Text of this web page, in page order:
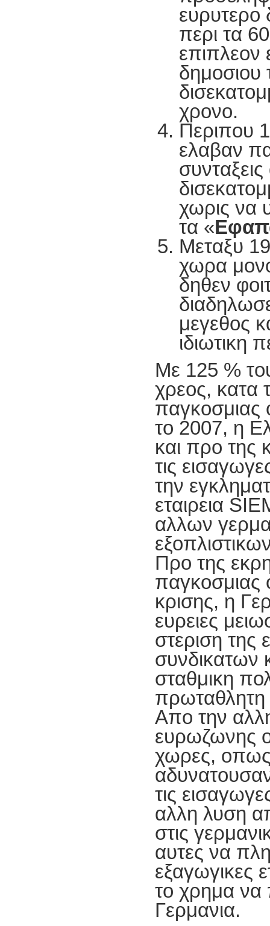
ευρυτερο
περι τα
επιπλεον
δημοσιου
χρονο.
Περιπου
ελαβαν
χωρις να
τα «
Μεταξυ
χωρα
δηθεν
μεγεθος
ιδιωτικη
Με 125 %
χρεος, κατα
παγκοσμιας
το 2007, η
και προ της
τις
την
εταιρεια
αλλων
Προ της
παγκοσμιας
κρισης, η
ευρειες
στεριση της
συνδικατων
σταθμικη
Απο την
ευρωζωνης
χωρες,
τις
αλλη λυση
στις
αυτες να
εξαγωγικες
το χρημα να
Γερμανια.